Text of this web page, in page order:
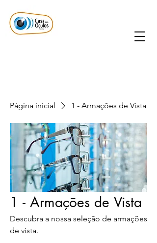
Página inicial 1 - Armações de Vista
1 - Armações de Vista
Descubra a nossa seleção de armações
de vista.